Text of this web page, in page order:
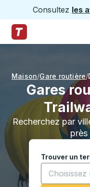
Consultez les
Page d'accueil des
Maison Gare routière
Gares
Recherchez par
près
Trouver un